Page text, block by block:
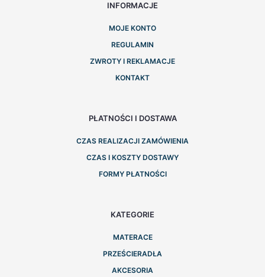
INFORMACJE
MOJE KONTO
REGULAMIN
ZWROTY I REKLAMACJE
KONTAKT
PŁATNOŚCI I DOSTAWA
CZAS REALIZACJI ZAMÓWIENIA
CZAS I KOSZTY DOSTAWY
FORMY PŁATNOŚCI
KATEGORIE
MATERACE
PRZEŚCIERADŁA
AKCESORIA